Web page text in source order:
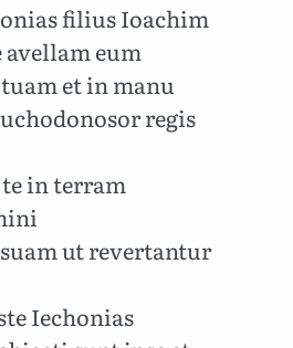
filius Ioachim
eum
et in manu
regis
in terram
ut revertantur
Iechonias